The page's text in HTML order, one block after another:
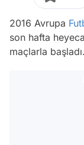
2016 Avrupa
son hafta
maçlarla başladı.